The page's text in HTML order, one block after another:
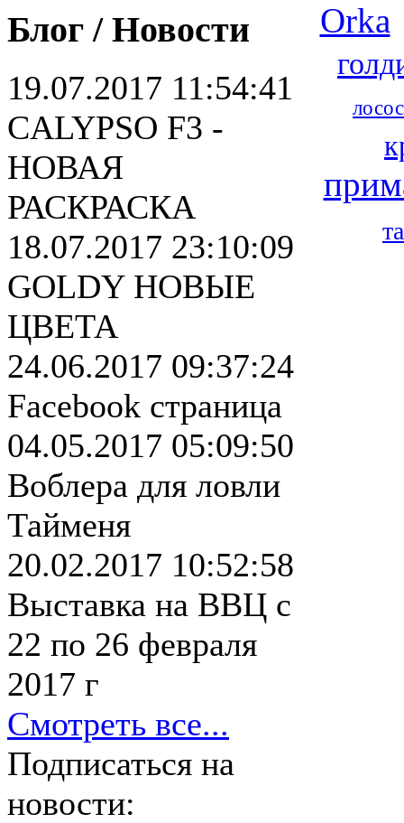
Блог / Новости
19.07.2017 11:54:41
CALYPSO F3 -
НОВАЯ
РАСКРАСКА
18.07.2017 23:10:09
GOLDY НОВЫЕ
ЦВЕТА
24.06.2017 09:37:24
Facebook страница
04.05.2017 05:09:50
Воблера для ловли
Тайменя
20.02.2017 10:52:58
Выставка на ВВЦ с
22 по 26 февраля
2017 г
Смотреть все...
Подписаться на
новости:
Orka